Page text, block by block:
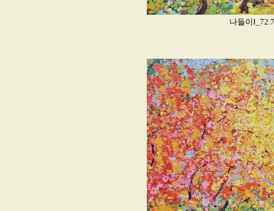
나들이